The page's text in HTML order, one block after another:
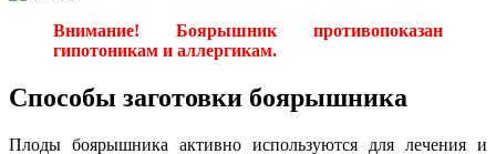
Внимание! Боярышник противопоказан
гипотоникам и аллергикам.
Способы заготовки боярышника
Плоды боярышника активно используются для лечения и